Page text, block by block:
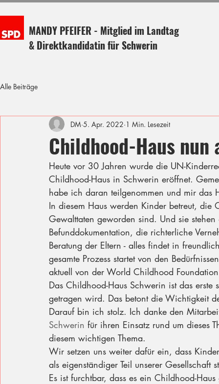
MANDY PFEIFER - Mitglied im Landtag
& Direktkandidatin für Schwerin
Alle Beiträge
Childhood-Haus
DM 5. Apr. 2022 1 Min. Lesezeit
Heute vor 30 Jahren wurde die UN-
Childhood-Haus in Schwerin eröffnet.
habe ich daran teilgenommen und mir das
In diesem Haus werden Kinder betreut,
Gewalttaten geworden sind. Und sie
Befunddokumentation, die richterliche
Beratung der Eltern - alles findet in
gesamte Prozess startet von den
aktuell von der World Childhood
Das Childhood-Haus Schwerin ist das
getragen wird. Das betont die Wichtigkeit
Darauf bin ich stolz. Ich danke den
Schwerin für ihren Einsatz rund um dieses
diesem wichtigen Thema.
Wir setzen uns weiter dafür ein, dass
als eigenständiger Teil unserer
Es ist furchtbar, dass es ein Childhood-